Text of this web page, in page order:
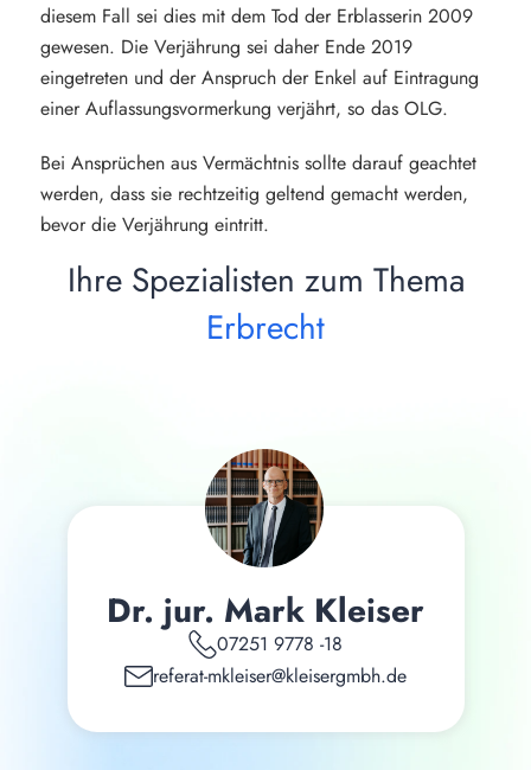
diesem Fall sei dies mit dem Tod der Erblasserin 2009
gewesen. Die Verjährung sei daher Ende 2019
eingetreten und der Anspruch der Enkel auf Eintragung
einer Auflassungsvormerkung verjährt, so das OLG.
Bei Ansprüchen aus Vermächtnis sollte darauf geachtet
werden, dass sie rechtzeitig geltend gemacht werden,
bevor die Verjährung eintritt.
Ihre Spezialisten zum Thema
Erbrecht
Dr. jur. Mark Kleiser
07251 9778 -18
referat-mkleiser@kleisergmbh.de